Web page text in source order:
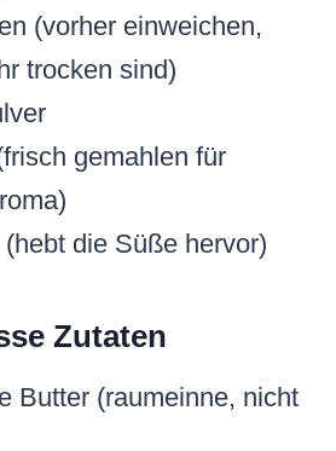
(vorher einweichen,
trocken sind)
gemahlen für
die Süße hervor)
Zutaten
Butter (raumeinne, nicht